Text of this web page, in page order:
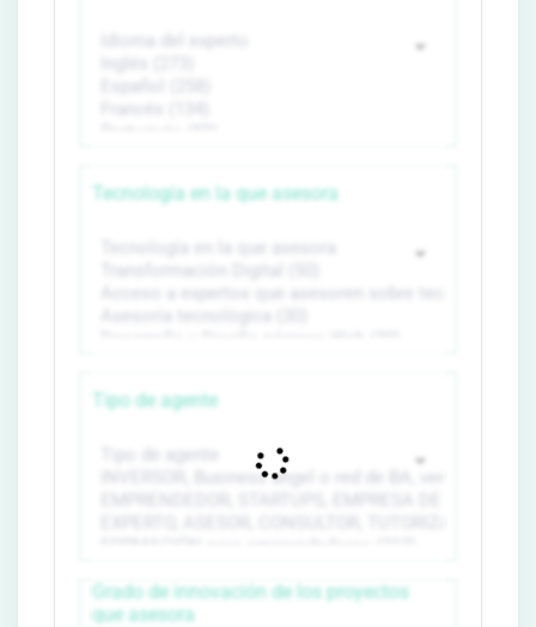
Tecnología en la que asesora
Tipo de agente
Grado de innovación de los proyectos
que asesora